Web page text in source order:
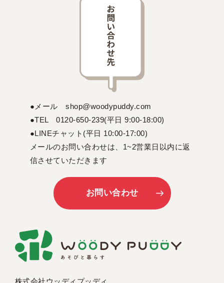
●メール shop@woodypuddy.com
●TEL 0120-650-239(平日 9:00-18:00)
●LINEチャット(平日 10:00-17:00)
メールのお問い合わせは、1~2営業日以内に返
信させていただきます
お問い合わせ